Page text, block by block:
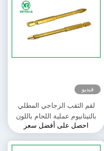
فيديو
لقم الثقب الزجاجي المطلي
بالتيتانيوم عملية اللحام باللون
الذهبي
احصل على أفضل سعر